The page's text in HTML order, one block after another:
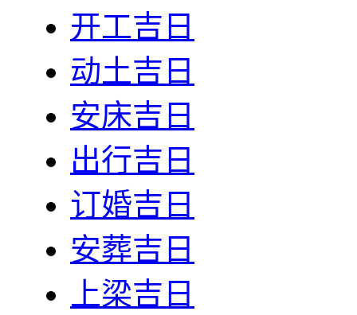
开工吉日
动土吉日
安床吉日
出行吉日
订婚吉日
安葬吉日
上梁吉日